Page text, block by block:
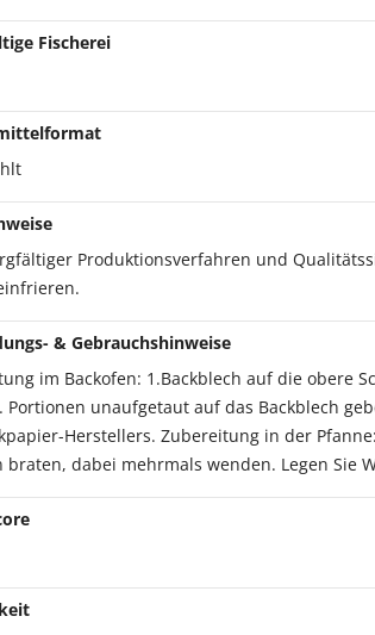
Fischerei
Produktionsverfahren und
& Gebrauchshinweise
im Backofen: 1.Backblech auf die obere
Portionen unaufgetaut auf das Backblech
Herstellers. Zubereitung in der
braten, dabei mehrmals wenden. Legen Sie